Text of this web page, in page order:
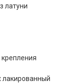
латуни
лакированный